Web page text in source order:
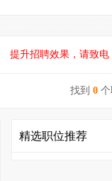
提升招聘效果，请致电
找到 0
精选职位推荐